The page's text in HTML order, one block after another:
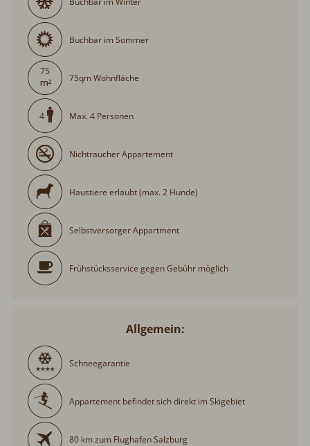
Buchbar im Sommer
75
75qm Wohnfläche
4 Max. 4 Personen
Nichtraucher Appartement
Haustiere erlaubt (max. 2 Hunde)
Selbstversorger Appartment
Frühstücksservice gegen Gebühr möglich
Allgemein:
Schneegarantie
Appartement befindet sich direkt im Skigebiet
80 km zum Flughafen Salzburg